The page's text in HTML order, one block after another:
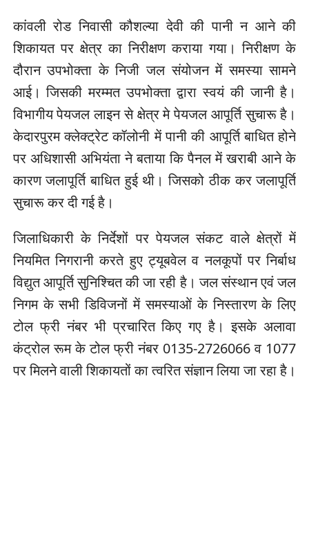
कांवली रोड निवासी कौशल्या देवी की पानी न आने की
शिकायत पर क्षेत्र का निरीक्षण कराया गया। निरीक्षण के
दौरान उपभोक्ता के निजी जल संयोजन में समस्या सामने
आई। जिसकी मरम्मत उपभोक्ता द्वारा स्वयं की जानी है।
विभागीय पेयजल लाइन से क्षेत्र मे पेयजल आपूर्ति सुचारू है।
केदारपुरम क्लेक्ट्रेट कॉलोनी में पानी की आपूर्ति बाधित होने
पर अधिशासी अभियंता ने बताया कि पैनल में खराबी आने के
कारण जलापूर्ति बाधित हुई थी। जिसको ठीक कर जलापूर्ति
सुचारू कर दी गई है।
जिलाधिकारी के निर्देशों पर पेयजल संकट वाले क्षेत्रों में
नियमित निगरानी करते हुए ट्यूबवेल व नलकूपों पर निर्बाध
विद्युत आपूर्ति सुनिश्चित की जा रही है। जल संस्थान एवं जल
निगम के सभी डिविजनों में समस्याओं के निस्तारण के लिए
टोल फ्री नंबर भी प्रचारित किए गए है। इसके अलावा
कंट्रोल रूम के टोल फ्री नंबर 0135-2726066 व 1077
पर मिलने वाली शिकायतों का त्वरित संज्ञान लिया जा रहा है।